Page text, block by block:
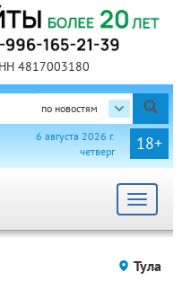
4817003180
по новостям
18+
6 августа 2026 г.
четверг
Toggle
Тула